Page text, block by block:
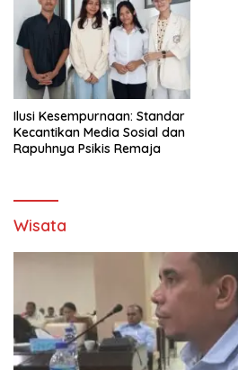
Ilusi Kesempurnaan: Standar
Kecantikan Media Sosial dan
Rapuhnya Psikis Remaja
Wisata